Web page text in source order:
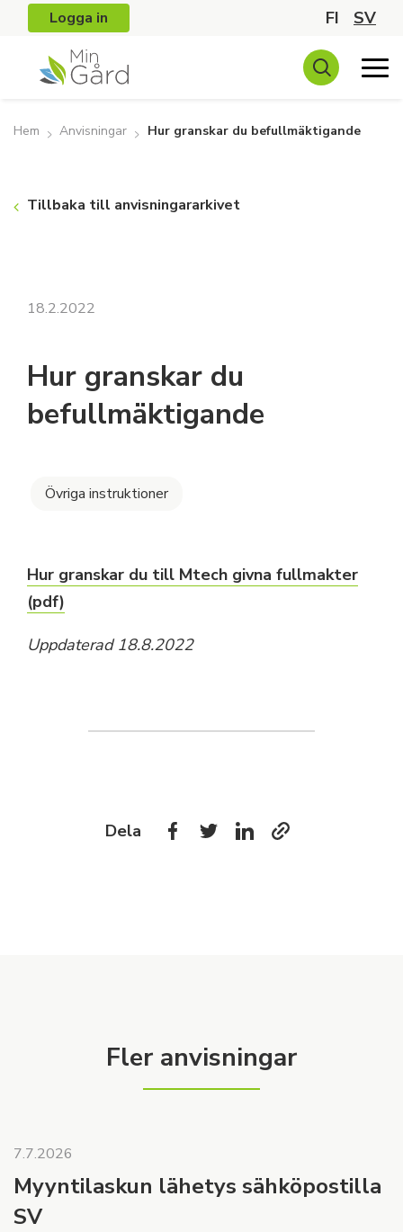
Logga in FI SV
Hem Anvisningar Hur granskar du befullmäktigande
Tillbaka till anvisningararkivet
18.2.2022
Hur granskar du
befullmäktigande
Övriga instruktioner
Hur granskar du till Mtech givna fullmakter
(pdf)
Uppdaterad 18.8.2022
Dela
Fler anvisningar
7.7.2026
Myyntilaskun lähetys sähköpostilla
SV